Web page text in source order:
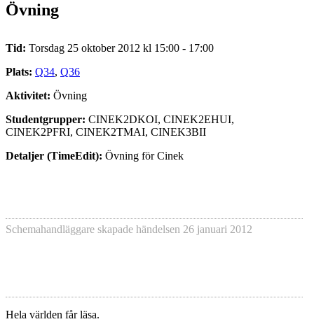
Övning
Tid: Torsdag 25 oktober 2012 kl 15:00 - 17:00
Plats: Q34, Q36
Aktivitet: Övning
Studentgrupper: CINEK2DKOI, CINEK2EHUI,
CINEK2PFRI, CINEK2TMAI, CINEK3BII
Detaljer (TimeEdit): Övning för Cinek
Schemahandläggare skapade händelsen 26 januari 2012
Hela världen får läsa.